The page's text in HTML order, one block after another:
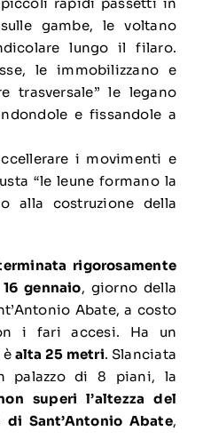
gambe, le voltano
lungo il filaro.
le immobilizzano e
trasversale” le legano
e fissandole a
i movimenti e
“le leune formano la
alla costruzione della
rigorosamente
gennaio, giorno della
Abate, a costo
i fari accesi. Ha un
è alta 25 metri. Slanciata
palazzo di 8 piani, la
superi l’altezza del
Sant’Antonio Abate,